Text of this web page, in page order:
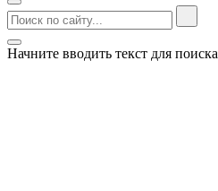
Начните вводить текст для поиска